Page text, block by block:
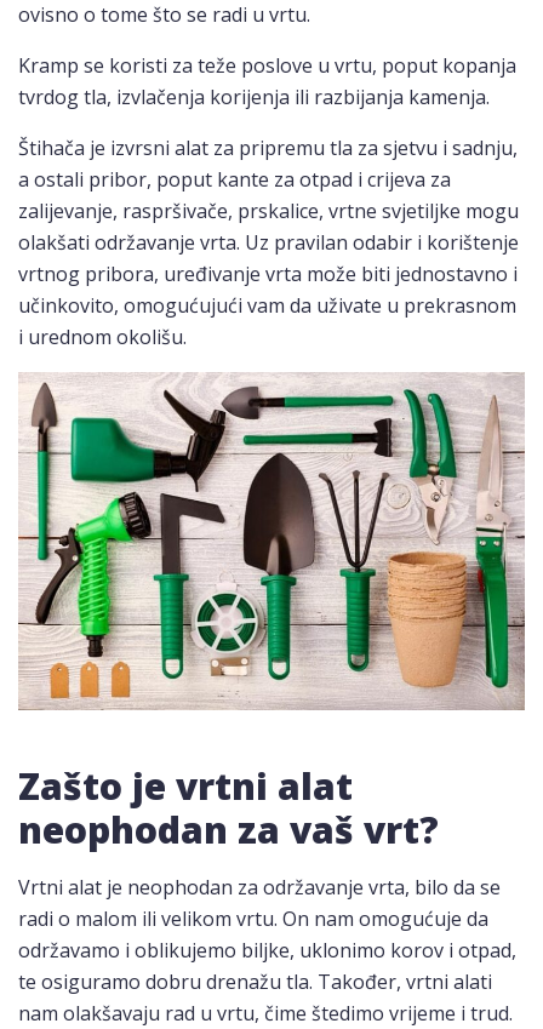
ovisno o tome što se radi u vrtu.
Kramp se koristi za teže poslove u vrtu, poput kopanja
tvrdog tla, izvlačenja korijenja ili razbijanja kamenja.
Štihača je izvrsni alat za pripremu tla za sjetvu i sadnju,
a ostali pribor, poput kante za otpad i crijeva za
zalijevanje, raspršivače, prskalice, vrtne svjetiljke mogu
olakšati održavanje vrta. Uz pravilan odabir i korištenje
vrtnog pribora, uređivanje vrta može biti jednostavno i
učinkovito, omogućujući vam da uživate u prekrasnom
i urednom okolišu.
Zašto je vrtni alat
neophodan za vaš vrt?
Vrtni alat je neophodan za održavanje vrta, bilo da se
radi o malom ili velikom vrtu. On nam omogućuje da
održavamo i oblikujemo biljke, uklonimo korov i otpad,
te osiguramo dobru drenažu tla. Također, vrtni alati
nam olakšavaju rad u vrtu, čime štedimo vrijeme i trud.